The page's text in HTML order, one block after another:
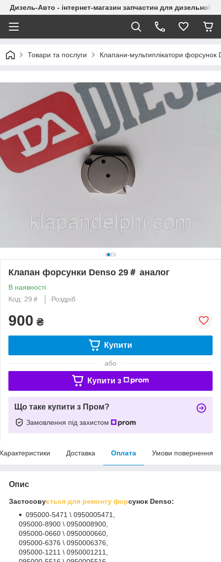
Дизель-Авто - інтернет-магазин запчастин для дизельної
Товари та послуги Клапани-мультиплікатори форсунок
Клапан форсунки Denso 29＃ аналог
В наявності
Код: 29＃
Роздріб
900 ₴
Купити
або
Купити з
Що таке купити з Пром?
Замовлення під захистом
Доставка Оплата Умови повернення
Опис
Застосовується для ремонту форсунок Denso:
095000-5471 \ 0950005471,
095000-8900 \ 0950008900,
095000-0660 \ 0950000660,
095000-6376 \ 0950006376,
095000-1211 \ 0950001211,